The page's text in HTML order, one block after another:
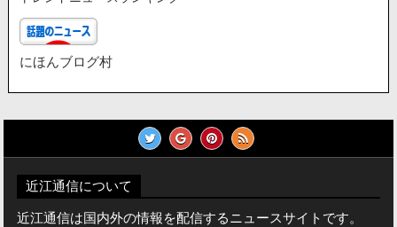
にほんブログ村
近江通信について
近江通信は国内外の情報を配信するニュースサイトです。